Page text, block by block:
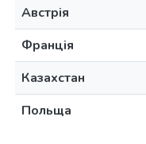
Австрія
Франція
Казахстан
Польща